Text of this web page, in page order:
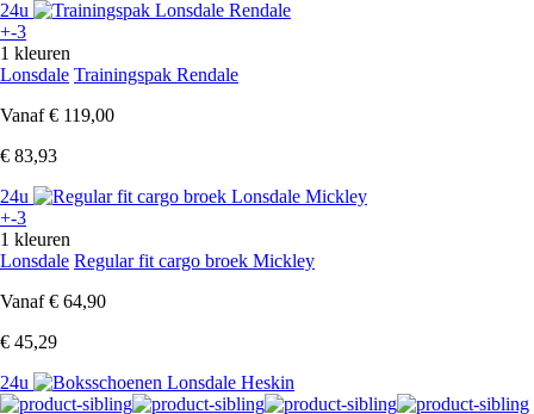
24u
+-3
1 kleuren
Lonsdale Trainingspak Rendale
Vanaf € 119,00
€ 83,93
24u
+-3
1 kleuren
Lonsdale Regular fit cargo broek Mickley
Vanaf € 64,90
€ 45,29
24u